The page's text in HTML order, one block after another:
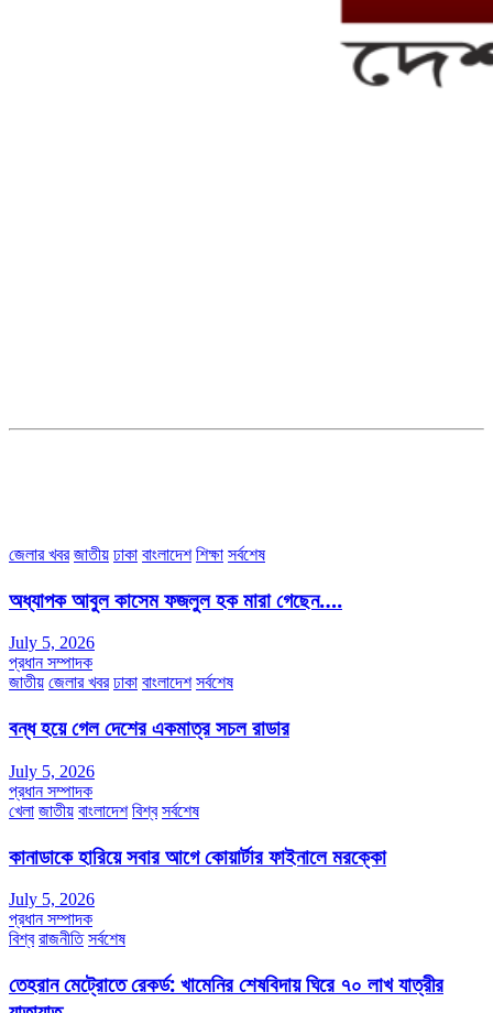
জেলার খবর জাতীয় ঢাকা বাংলাদেশ শিক্ষা সর্বশেষ
অধ্যাপক আবুল কাসেম ফজলুল হক মারা গেছেন….
July 5, 2026
প্রধান সম্পাদক
জাতীয় জেলার খবর ঢাকা বাংলাদেশ সর্বশেষ
বন্ধ হয়ে গেল দেশের একমাত্র সচল রাডার
July 5, 2026
প্রধান সম্পাদক
খেলা জাতীয় বাংলাদেশ বিশ্ব সর্বশেষ
কানাডাকে হারিয়ে সবার আগে কোয়ার্টার ফাইনালে মরক্কো
July 5, 2026
প্রধান সম্পাদক
বিশ্ব রাজনীতি সর্বশেষ
তেহরান মেট্রোতে রেকর্ড: খামেনির শেষবিদায় ঘিরে ৭০ লাখ যাত্রীর